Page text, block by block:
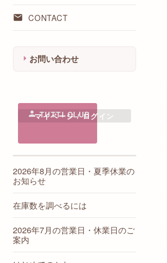
NanaMomo / 音楽柄布小物
baby-humming / 楽曲アクセサ
リー
clavecin / オリジナル雑貨
千代原歩 / 大譜表鍵盤シート
KOTOBUKI MICHIRU / 楽器ア
たむたむ / 水引アート＆クラ
ペダルカバー
フルールドポム / 楽器のプリ
ザーブドフラワー
こっちゃんのりぼん / 楽器の
クリアキーホルダー
Atelier youmou / 楽器の羊毛フ
ェルト刺繍
CONTACT
お問い合わせ
TUTTI CLUB
マイページ / ログイン
2026年8月の営業日・夏季休業の
お知らせ
在庫数を調べるには
2026年7月の営業日・休業日のご
案内